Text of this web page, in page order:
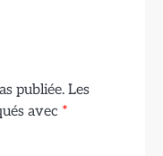
publiée. Les
avec *